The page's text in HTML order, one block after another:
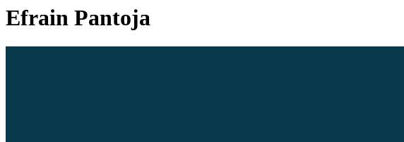
Efrain Pantoja